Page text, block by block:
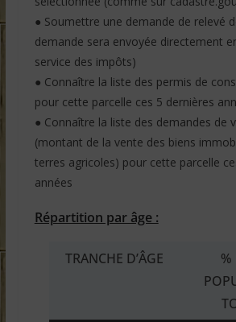
● Soumettre une demande de relevé
demande sera envoyée directement
service des impôts)
● Connaître la liste des permis de
pour cette parcelle ces 5 dernières
● Connaître la liste des demandes de
(montant de la vente des biens
terres agricoles) pour cette parcelle
années
Répartition par âge :
TRANCHE D’ÂGE
%